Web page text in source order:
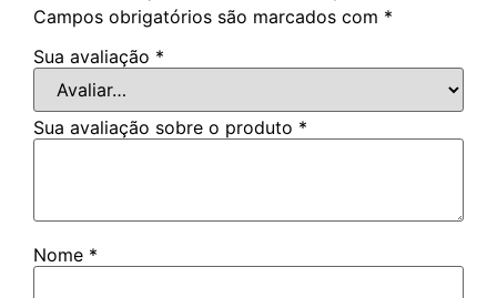
Campos obrigatórios são marcados com *
Sua avaliação *
Sua avaliação sobre o produto *
Nome *